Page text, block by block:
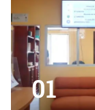
01